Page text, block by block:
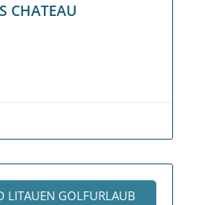
CHATEAU
LITAUEN GOLFURLAUB